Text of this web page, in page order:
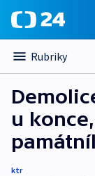
Rubriky
u
ktr